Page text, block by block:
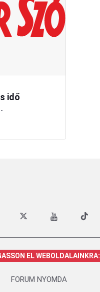
idő
EL WEBOLDALAINKRA:
FORUM NYOMDA